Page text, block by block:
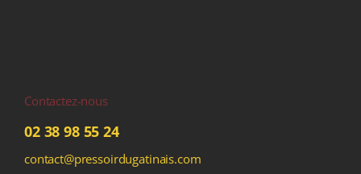
Contactez-nous
02 38 98 55 24
contact@pressoirdugatinais.com